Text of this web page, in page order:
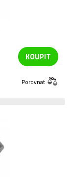
KOUPIT
Porovnat